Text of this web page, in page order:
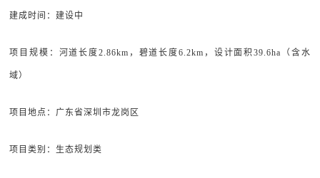
建成时间：建设中
项目规模：河道长度2.86km，碧道长度6.2km，设计面积39.6ha（含水
域）
项目地点：广东省深圳市龙岗区
项目类别：生态规划类